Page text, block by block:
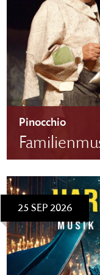
Pinocchio
Eintritt:
25 SEP 2026